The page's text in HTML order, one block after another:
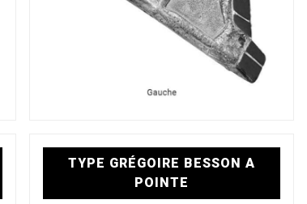
TYPE GRÉGOIRE BESSON A
POINTE